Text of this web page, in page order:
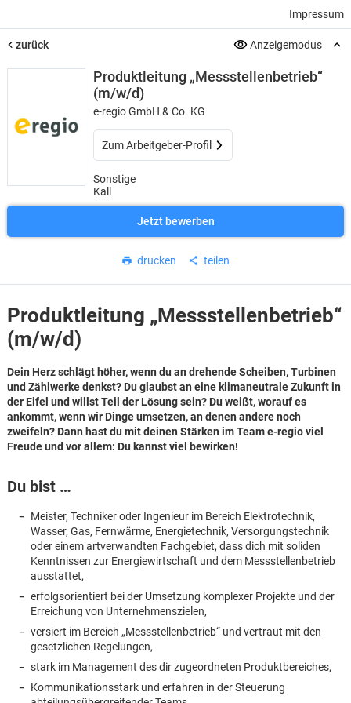
Impressum
zurück Anzeigemodus
Produktleitung „Messstellenbetrieb“
(m/w/d)
e-regio GmbH & Co. KG
Zum Arbeitgeber-Profil
Sonstige
Kall
Jetzt bewerben
drucken teilen
Produktleitung „Messstellenbetrieb“
(m/w/d)
Dein Herz schlägt höher, wenn du an drehende Scheiben, Turbinen
und Zählwerke denkst? Du glaubst an eine klimaneutrale Zukunft in
der Eifel und willst Teil der Lösung sein? Du weißt, worauf es
ankommt, wenn wir Dinge umsetzen, an denen andere noch
zweifeln? Dann hast du mit deinen Stärken im Team e-regio viel
Freude und vor allem: Du kannst viel bewirken!
Du bist …
Meister, Techniker oder Ingenieur im Bereich Elektrotechnik,
Wasser, Gas, Fernwärme, Energietechnik, Versorgungstechnik
oder einem artverwandten Fachgebiet, dass dich mit soliden
Kenntnissen zur Energiewirtschaft und dem Messstellenbetrieb
ausstattet,
erfolgsorientiert bei der Umsetzung komplexer Projekte und der
Erreichung von Unternehmenszielen,
versiert im Bereich „Messstellenbetrieb“ und vertraut mit den
gesetzlichen Regelungen,
stark im Management des dir zugeordneten Produktbereiches,
Kommunikationsstark und erfahren in der Steuerung